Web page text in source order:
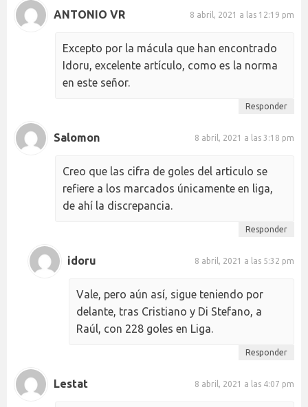
ANTONIO VR 8 abril, 2021 a las 12:19 pm
Excepto por la mácula que han encontrado
Idoru, excelente artículo, como es la norma
en este señor.
Responder
Salomon 8 abril, 2021 a las 3:18 pm
Creo que las cifra de goles del articulo se
refiere a los marcados únicamente en liga,
de ahí la discrepancia.
Responder
idoru 8 abril, 2021 a las 5:32 pm
Vale, pero aún así, sigue teniendo por
delante, tras Cristiano y Di Stefano, a
Raúl, con 228 goles en Liga.
Responder
Lestat 8 abril, 2021 a las 4:07 pm